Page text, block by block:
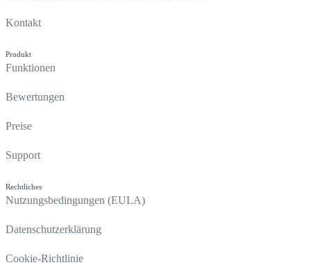
Kontakt
Produkt
Funktionen
Bewertungen
Preise
Support
Rechtliches
Nutzungsbedingungen (EULA)
Datenschutzerklärung
Cookie-Richtlinie